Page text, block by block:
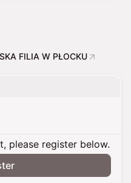
FILIA W PŁOCKU
please register below.